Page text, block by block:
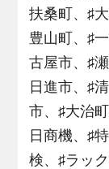
扶桑町、♯
豊山町、♯
古屋市、♯
日進市、♯
市、♯大治
日商機、♯
検、♯ラッ